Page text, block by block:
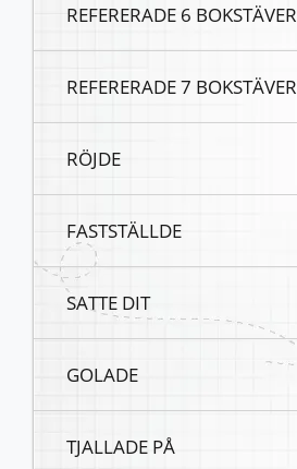
REFERERADE 6 BOKSTÄVER
REFERERADE 7 BOKSTÄVER
RÖJDE
FASTSTÄLLDE
SATTE DIT
GOLADE
TJALLADE PÅ